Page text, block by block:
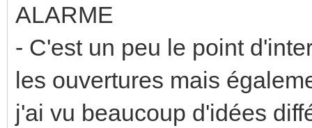
ALARME
- C'est un peu le point
les ouvertures mais
j'ai vu beaucoup d'idées